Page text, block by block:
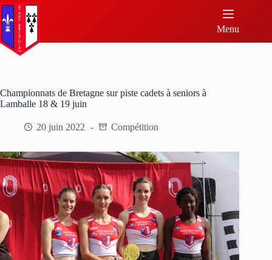
Menu
Championnats de Bretagne sur piste cadets à seniors à
Lamballe 18 & 19 juin
20 juin 2022 Compétition